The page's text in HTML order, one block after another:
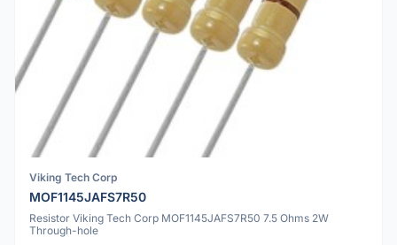
Viking Tech Corp
MOF1145JAFS7R50
Resistor Viking Tech Corp MOF1145JAFS7R50 7.5 Ohms 2W
Through-hole